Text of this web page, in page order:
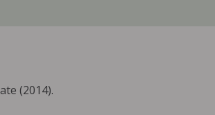
(2014).